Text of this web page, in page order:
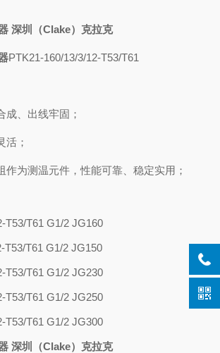
深圳（Clake）克拉克
PTK21-160/13/3/12-T53/T61
成、出线牢固；
活；
作为测温元件，性能可靠、稳定实用；
T53/T61 G1/2 JG160
T53/T61 G1/2 JG150
T53/T61 G1/2 JG230
T53/T61 G1/2 JG250
T53/T61 G1/2 JG300
深圳（Clake）克拉克